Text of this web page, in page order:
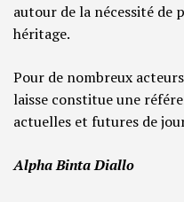
autour de la nécessité de
héritage.
Pour de nombreux
laisse constitue une
actuelles et futures de
Alpha Binta Diallo